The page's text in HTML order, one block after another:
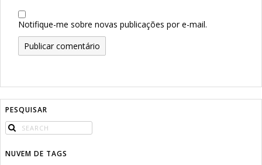
Notifique-me sobre novas publicações por e-mail.
PESQUISAR
NUVEM DE TAGS